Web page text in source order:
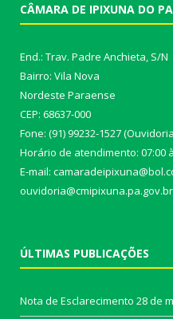
CÂMARA DE IPIXUNA DO
End.: Trav. Padre Anchieta, S/N
Bairro: Vila Nova
Nordeste Paraense
CEP: 68637-000
Fone: (91) 99232-1527
Horário de atendimento: 07:00
E-mail:
ÚLTIMAS PUBLICAÇÕES
Nota de Esclarecimento 28 de